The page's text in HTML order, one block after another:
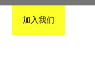
加入我们